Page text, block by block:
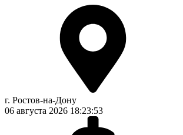
г. Ростов-на-Дону
06 августа 2026 18:23:53